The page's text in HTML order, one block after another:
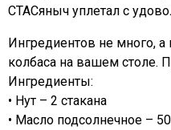
СТАСяныч уплетал с
Ингредиентов не много, а
колбаса на вашем столе.
Ингредиенты:
• Нут – 2 стакана
• Масло подсолнечное –